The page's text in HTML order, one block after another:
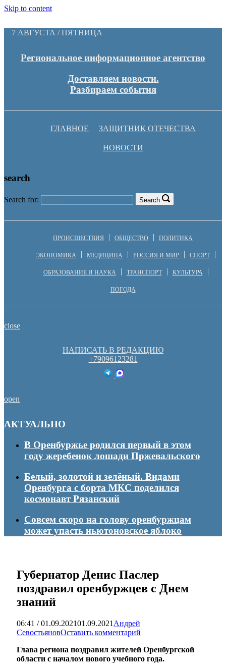
Skip to content
7 АВГУСТА / ПЯТНИЦА
Региональное информационное агентство
Доставляем новости.
Разбираем события
ГЛАВНОЕ ЗАЩИТНИК ОТЕЧЕСТВА
НОВОСТИ
search
Search for: Search
ПРОИСШЕСТВИЯ ОБЩЕСТВО ПОЛИТИКА
ЭКОНОМИКА МЕДИЦИНА РОССИЯ И МИР СПОРТ
ОБРАЗОВАНИЕ И НАУКА ТРАНСПОРТ КУЛЬТУРА
ПОГОДА
close
НАПИСАТЬ В РЕДАКЦИЮ
+79096123281
open
АКТУАЛЬНО
В Оренбуржье родился первый в этом
году жеребенок лошади Пржевальского
Белый, золотой и зелёный. Видами
Оренбурга с борта МКС поделился
космонавт Рязанский
Совсем скоро на голову оренбуржцам
может упасть ньютоновское яблоко
Губернатор Денис Паслер
поздравил оренбуржцев с Днем
знаний
06:41 / 01.09.202101.09.2021 Андрей
СевостьяновОставить комментарий
Глава региона поздравил жителей Оренбургской
области с началом нового учебного года.